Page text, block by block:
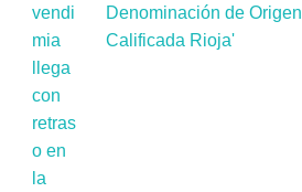
Denominación de Origen
Calificada Rioja'